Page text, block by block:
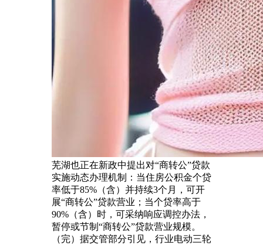
芜湖也正在新政中提出对“商转公”贷款
实施动态办理机制：当住房公积金个贷
率低于85%（含）并持续3个月，可开
展“商转公”贷款营业；当个贷率高于
90%（含）时，可采纳响应调控办法，
暂停或节制“商转公”贷款营业规模。
（完）据交管部分引见，行业电动三轮